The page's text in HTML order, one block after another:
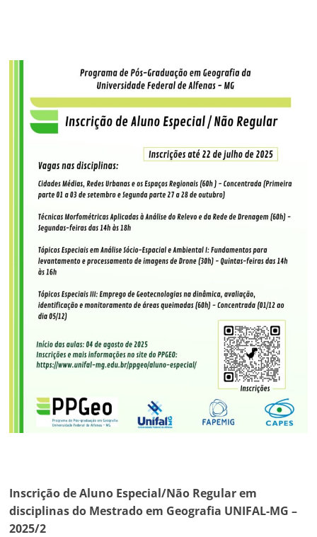
Inscrição de Aluno Especial/Não Regular em
disciplinas do Mestrado em Geografia UNIFAL-MG –
2025/2